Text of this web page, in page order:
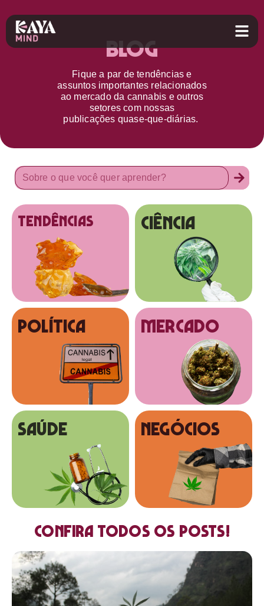
Blog
Fique a par detendências e
assuntos importantes relacionados
ao mercado da cannabis e outros
setorescom nossas
publicações quase-que-diárias.
tendências Ciência
Política MERCADO
SAÚDE NEGÓCIOS
Confira todos os posts!